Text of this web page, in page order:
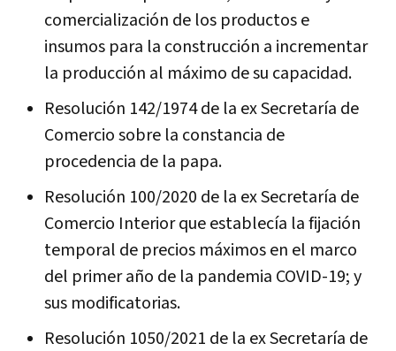
comercialización de los productos e
insumos para la construcción a incrementar
la producción al máximo de su capacidad.
Resolución 142/1974 de la ex Secretaría de
Comercio sobre la constancia de
procedencia de la papa.
Resolución 100/2020 de la ex Secretaría de
Comercio Interior que establecía la fijación
temporal de precios máximos en el marco
del primer año de la pandemia COVID-19; y
sus modificatorias.
Resolución 1050/2021 de la ex Secretaría de